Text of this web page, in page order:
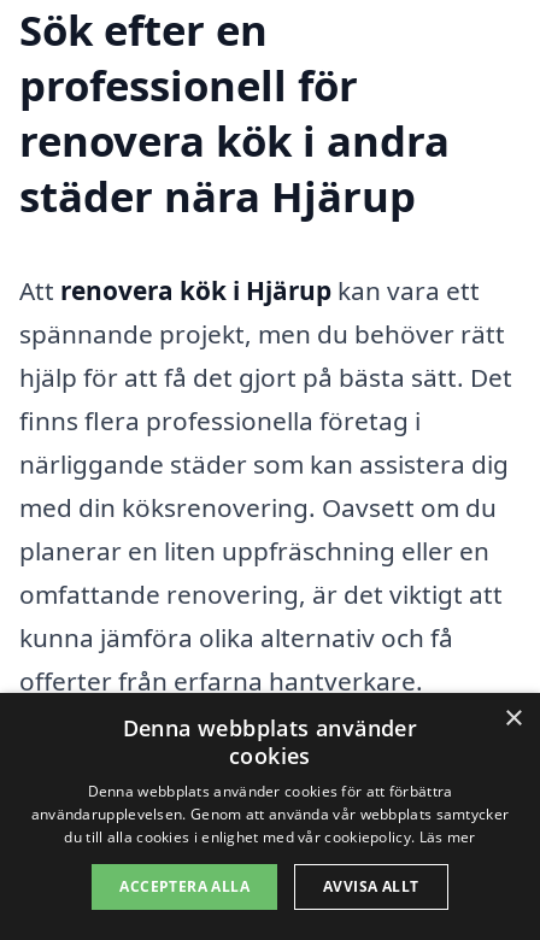
Sök efter en
professionell för
renovera kök i andra
städer nära Hjärup
Att renovera kök i Hjärup kan vara ett
spännande projekt, men du behöver rätt
hjälp för att få det gjort på bästa sätt. Det
finns flera professionella företag i
närliggande städer som kan assistera dig
med din köksrenovering. Oavsett om du
planerar en liten uppfräschning eller en
omfattande renovering, är det viktigt att
kunna jämföra olika alternativ och få
offerter från erfarna hantverkare.
Innan du bestämmer dig för en
entreprenör, överväg att söka hjälp från
företagen i områdena runt Hjärup. Här är
några städer där du kan hitta
×
Denna webbplats använder
cookies
Denna webbplats använder cookies för att förbättra
användarupplevelsen. Genom att använda vår webbplats samtycker
du till alla cookies i enlighet med vår cookiepolicy. Läs mer
ACCEPTERA ALLA AVVISA ALLT